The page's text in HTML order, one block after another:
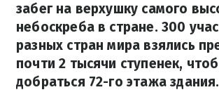
забег на верхушку самого
небоскреба в стране. 300
разных стран мира взялись
почти 2 тысячи ступенек,
добраться 72-го этажа здания.